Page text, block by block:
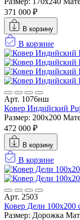
371 000 ₽
В корзину
В корзине
Арт. 1076нш
Ковер Индийский
Размер: 200x200
472 000 ₽
В корзину
В корзине
Арт. 2503
Ковер Дели 100х200
Размер: Дорожка